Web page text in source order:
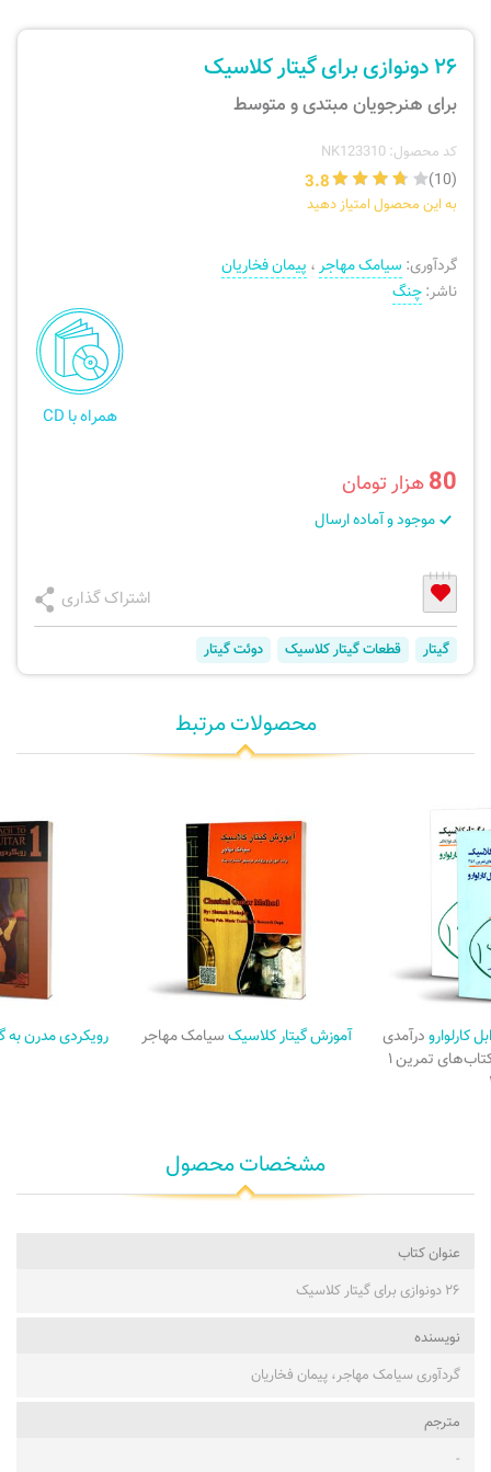
نی، فلوت، سازهای بادی
ارسال سفارش
۲۶ دونوازی برای گیتار کلاسیک
برای هنرجویان مبتدی و متوسط
کد محصول: NK123310
(10)
3.8
به این محصول امتیاز دهید
گردآوری: سیامک مهاجر ، پیمان فخاریان
ناشر:چنگ
همراه با CD
80هزار تومان
موجود و آماده ارسال
اشتراک گذاری
گیتار قطعات گیتار کلاسیک دوئت گیتار
محصولات مرتبط
کارلوارودرآمدی
بر تکنیک نوازندگی + کتاب‌های تمرین ۱
آموزش گیتار کلاسیکسیامک مهاجر رویکردی مدرن به
مشخصات محصول
عنوان کتاب
۲۶ دونوازی برای گیتار کلاسیک
نویسنده
گردآوری سیامک مهاجر، پیمان فخاریان
مترجم
-